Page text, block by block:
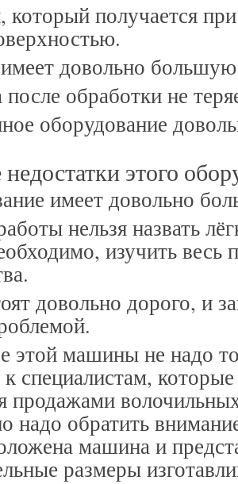
который получается
довольно
после обработки не
оборудование
этого
имеет довольно
нельзя назвать
изучить весь
довольно дорого, и
этой машины не надо
к специалистам,
продажами
надо обратить
машина и
размеры